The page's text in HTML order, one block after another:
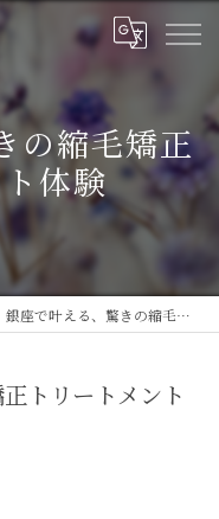
の縮毛矯正
体験
銀座で叶える、驚きの縮毛矯正トリートメント体験
トリートメント